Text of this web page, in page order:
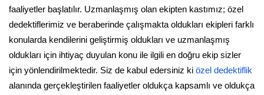
faaliyetler başlatılır. Uzmanlaşmış olan ekipten kastımız; özel
dedektiflerimiz ve beraberinde çalışmakta oldukları ekipleri farklı
konularda kendilerini geliştirmiş oldukları ve uzmanlaşmış
oldukları için ihtiyaç duyulan konu ile ilgili en doğru ekip sizler
için yönlendirilmektedir. Siz de kabul edersiniz ki özel dedektiflik
alanında gerçekleştirilen faaliyetler oldukça kapsamlı ve oldukça